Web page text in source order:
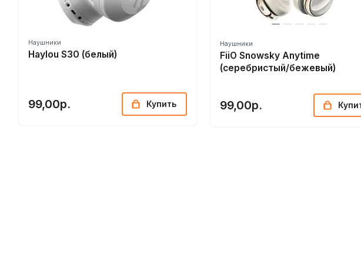
Наушники
Haylou S30 (белый)
99,00р. Купить
Наушники
FiiO Snowsky Anytime
(серебристый/бежевый)
99,00р.